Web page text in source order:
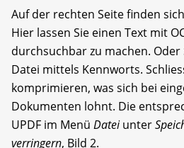
Auf der rechten Seite finden
Hier lassen Sie einen Text mit
durchsuchbar zu machen. Oder
Datei mittels Kennworts.
komprimieren, was sich bei
Dokumenten lohnt. Die
UPDF im Menü Dateiunter
verringern, Bild 2.